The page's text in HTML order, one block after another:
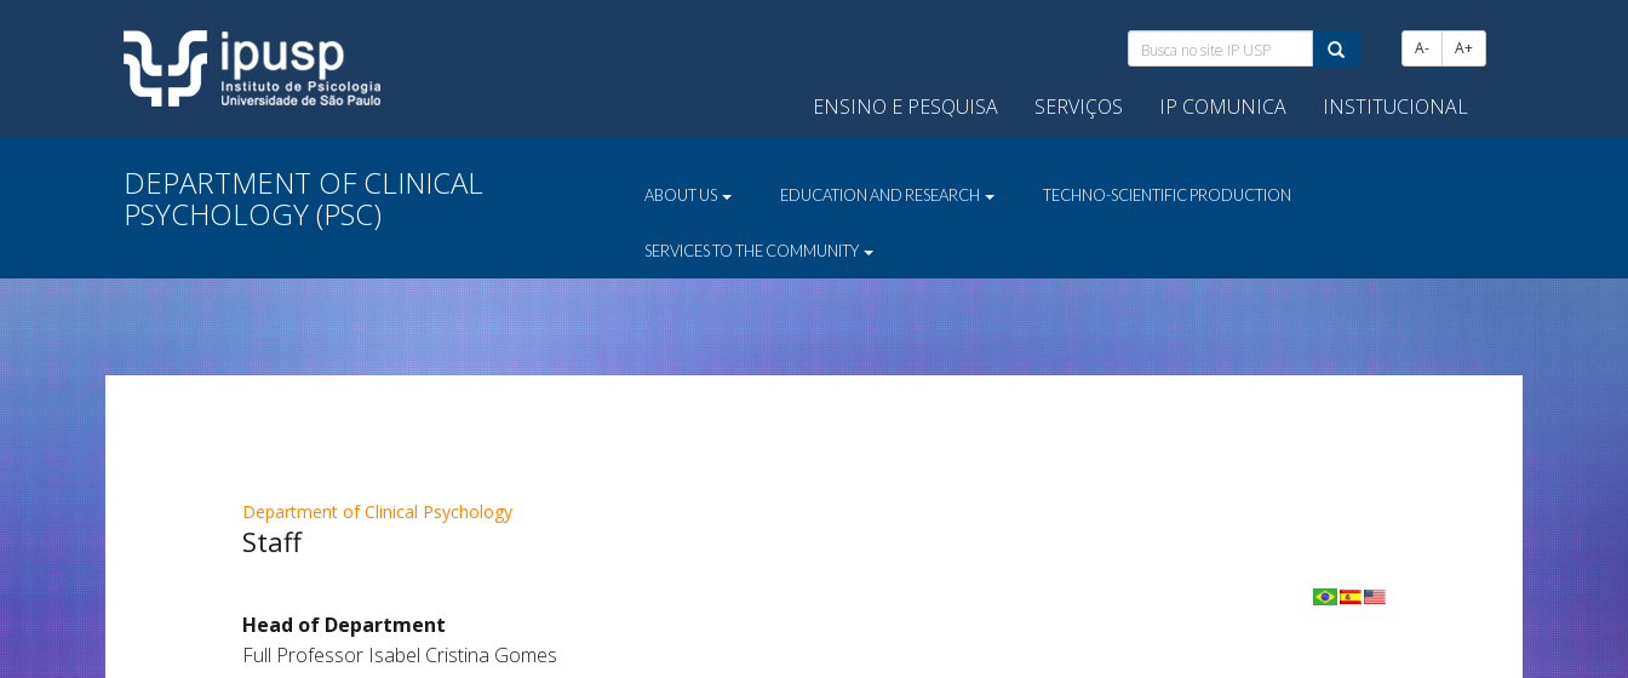
Busca
no
site
IP
A- A+
ENSINO E PESQUISA SERVIÇOS IP COMUNICA INSTITUCIONAL
DEPARTMENT OF CLINICAL
PSYCHOLOGY (PSC) ABOUT US EDUCATION AND RESEARCH TECHNO-SCIENTIFIC PRODUCTION
SERVICES TO THE COMMUNITY
Department of Clinical Psychology
Staff
Head of Department
Full Professor Isabel Cristina Gomes